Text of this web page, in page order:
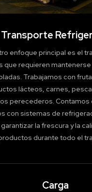
Transporte
enfoque principal es el
que requieren
Trabajamos con
lácteos, carnes,
perecederos. Contamos
con sistemas de
la frescura y la
durante todo el
Carga